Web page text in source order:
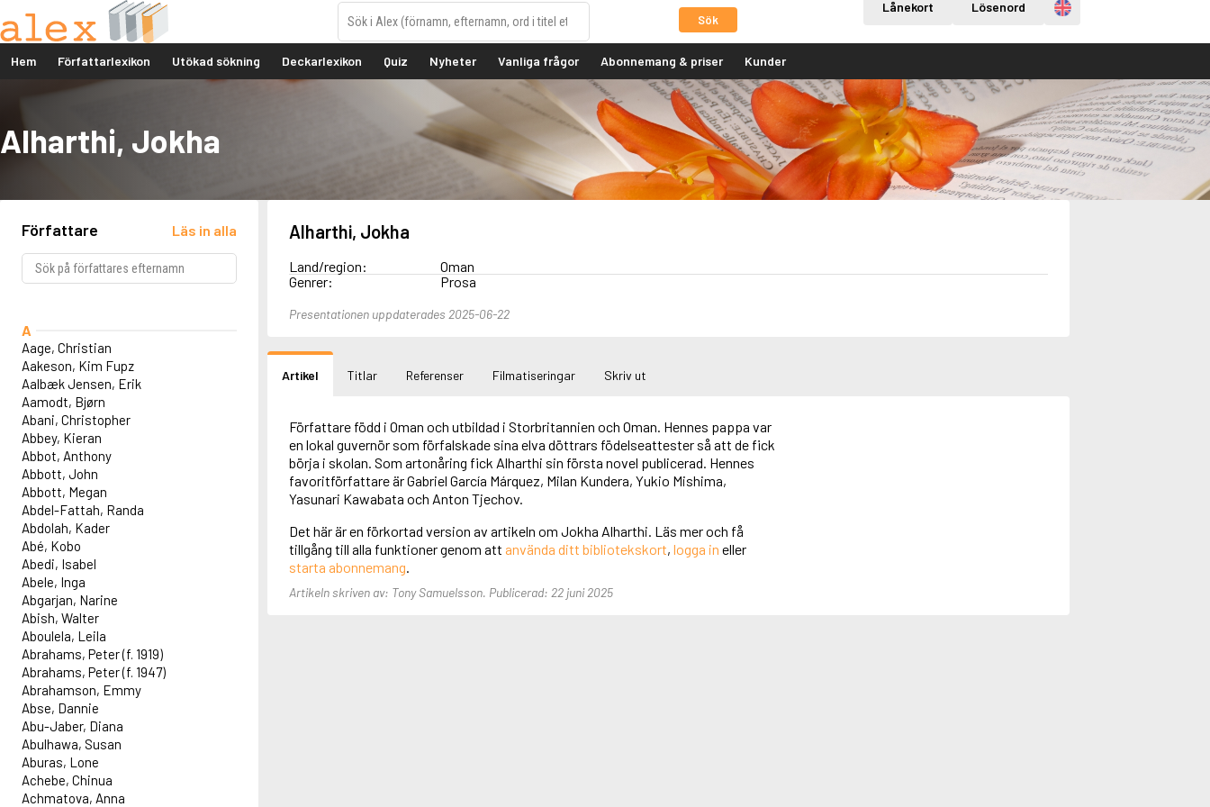
Sök
Lånekort Lösenord Engelska
Hem Författarlexikon Utökad sökning Deckarlexikon Quiz Nyheter Vanliga frågor Abonnemang & priser Kunder
Alharthi, Jokha
Författare Läs in alla
A
Aage, Christian
Aakeson, Kim Fupz
Aalbæk Jensen, Erik
Aamodt, Bjørn
Abani, Christopher
Abbey, Kieran
Abbot, Anthony
Abbott, John
Abbott, Megan
Abdel-Fattah, Randa
Abdolah, Kader
Abé, Kobo
Abedi, Isabel
Abele, Inga
Abgarjan, Narine
Abish, Walter
Aboulela, Leila
Abrahams, Peter (f. 1919)
Abrahams, Peter (f. 1947)
Abrahamson, Emmy
Abse, Dannie
Abu-Jaber, Diana
Abulhawa, Susan
Aburas, Lone
Achebe, Chinua
Achmatova, Anna
Alharthi, Jokha
Land/region:
Oman
Genrer:
Prosa
Presentationen uppdaterades 2025-06-22
Artikel Titlar Referenser Filmatiseringar Skriv ut
Författare född i Oman och utbildad i Storbritannien och Oman. Hennes pappa var
en lokal guvernör som förfalskade sina elva döttrars födelseattester så att de fick
börja i skolan. Som artonåring fick Alharthi sin första novel publicerad. Hennes
favoritförfattare är Gabriel García Márquez, Milan Kundera, Yukio Mishima,
Yasunari Kawabata och Anton Tjechov.
Det här är en förkortad version av artikeln om Jokha Alharthi. Läs mer och få
tillgång till alla funktioner genom att använda ditt bibliotekskort, logga in eller
starta abonnemang.
Artikeln skriven av: Tony Samuelsson. Publicerad: 22 juni 2025